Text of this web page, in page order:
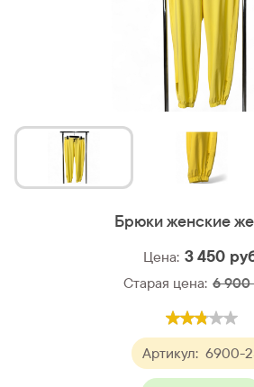
Брюки женские
Артикул: 6900-
Цена: 3 450
Старая цена: 6 900